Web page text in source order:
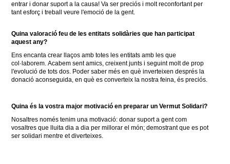
entrar i donar suport a la causa! Va ser preciós i molt reconfortant per
tant esforç i treball veure l'emoció de la gent.
Quina valoració feu de les entitats solidàries que han participat
aquest any?
Ens encanta crear llaços amb totes les entitats amb les que
col·laborem. Acabem sent amics, creixent junts i seguint molt de prop
l'evolució de tots dos.
Poder saber més en què inverteixen després la
donació aconseguida, en què es converteix la nostra feina, és preciós.
Quina és la vostra major motivació en preparar un Vermut Solidari?
Nosaltres només tenim una motivació: donar suport a gent com
vosaltres que lluita dia a dia per millorar el món; demostrant que es pot
ser solidari mentre et diverteixes.